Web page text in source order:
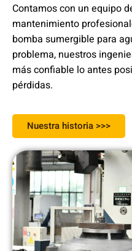
Contamos con un equipo
mantenimiento
bomba sumergible para
problema, nuestros
más confiable lo antes
pérdidas.
Nuestra historia >>>